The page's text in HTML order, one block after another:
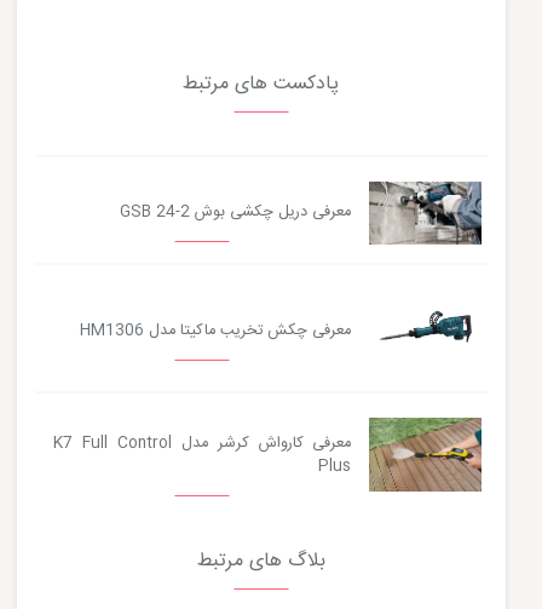
پادکست های مرتبط
معرفی دریل چکشی بوش GSB 24-2
معرفی چکش تخریب ماکیتا مدل HM1306
معرفی کارواش کرشر مدل K7 Full Control
Plus
بلاگ های مرتبط